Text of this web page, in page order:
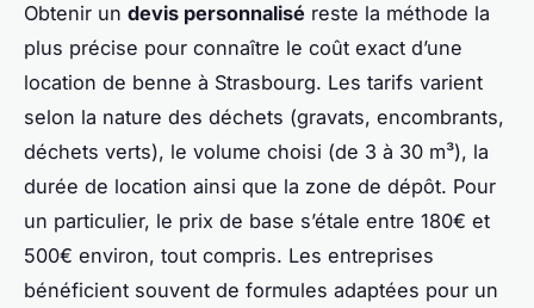
Obtenir un devis personnalisé reste la méthode la
plus précise pour connaître le coût exact d’une
location de benne à Strasbourg. Les tarifs varient
selon la nature des déchets (gravats, encombrants,
déchets verts), le volume choisi (de 3 à 30 m³), la
durée de location ainsi que la zone de dépôt. Pour
un particulier, le prix de base s’étale entre 180€ et
500€ environ, tout compris. Les entreprises
bénéficient souvent de formules adaptées pour un